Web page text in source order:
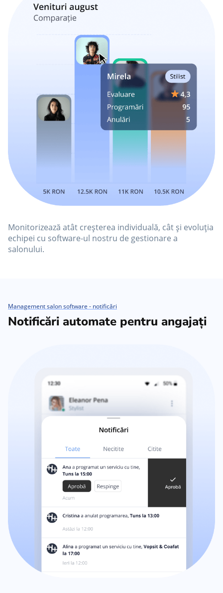
Monitorizează atât creșterea individuală, cât și evoluția
echipei cu software-ul nostru de gestionare a
salonului.
Management salon software - notificări
Notificări automate pentru angajați